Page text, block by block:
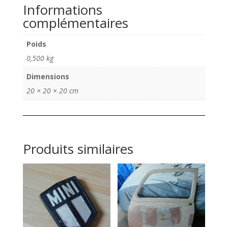
Rallye
grille
de
pare
chocs
droite
gauche
Informations
complémentaires
Poids
0,500 kg
Dimensions
20 × 20 × 20 cm
Produits similaires